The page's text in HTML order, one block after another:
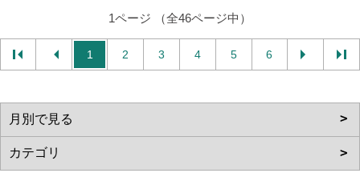
1ページ （全46ページ中）
1 2 3 4 5 6